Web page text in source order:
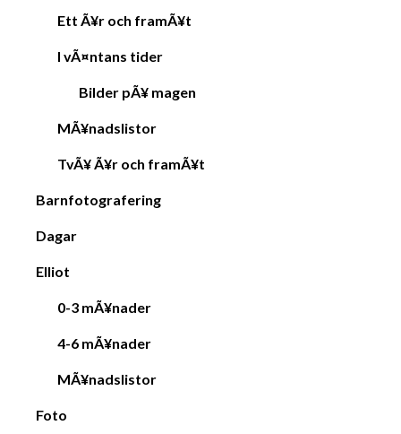
Ett Ã¥r och framÃ¥t
I vÃ¤ntans tider
Bilder pÃ¥ magen
MÃ¥nadslistor
TvÃ¥ Ã¥r och framÃ¥t
Barnfotografering
Dagar
Elliot
0-3 mÃ¥nader
4-6 mÃ¥nader
MÃ¥nadslistor
Foto